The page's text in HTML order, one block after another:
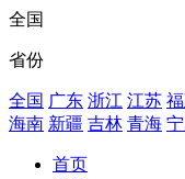
全国
省份
全国 广东 浙江 江苏
海南 新疆 吉林 青海
首页